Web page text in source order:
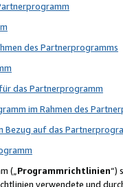
des Partnerprogramms
das Partnerprogramm
im Rahmen des
Bezug auf das
(„Programmrichtlinien“)
verwendete und